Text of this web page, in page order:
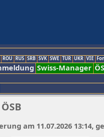
ROU RUS SRB SVK SWE TUR UKR VIE
Swiss-Manager
am 11.07.2026 13:14,